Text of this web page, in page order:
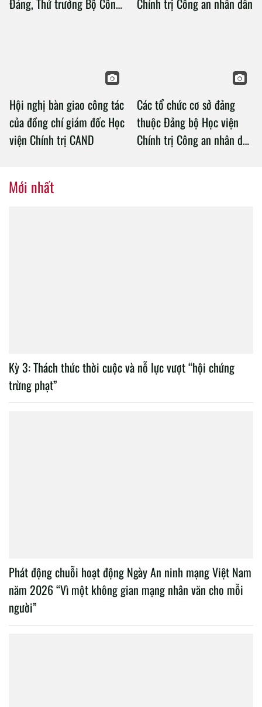
Hội nghị bàn giao công tác
của đồng chí giám đốc Học
viện Chính trị CAND
Các tổ chức cơ sở đảng
thuộc Đảng bộ Học viện
Chính trị Công an nhân dân
Mới nhất
Kỳ 3: Thách thức thời cuộc và nỗ lực vượt “hội chứng
trừng phạt”
Phát động chuỗi hoạt động Ngày An ninh mạng Việt Nam
năm 2026 “Vì một không gian mạng nhân văn cho mỗi
người”